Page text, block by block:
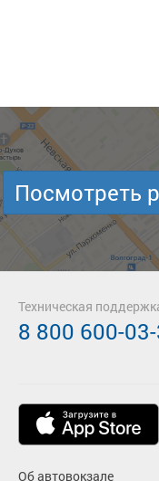
Посмотреть
Об автовокзале
Техническая
8 800 600-